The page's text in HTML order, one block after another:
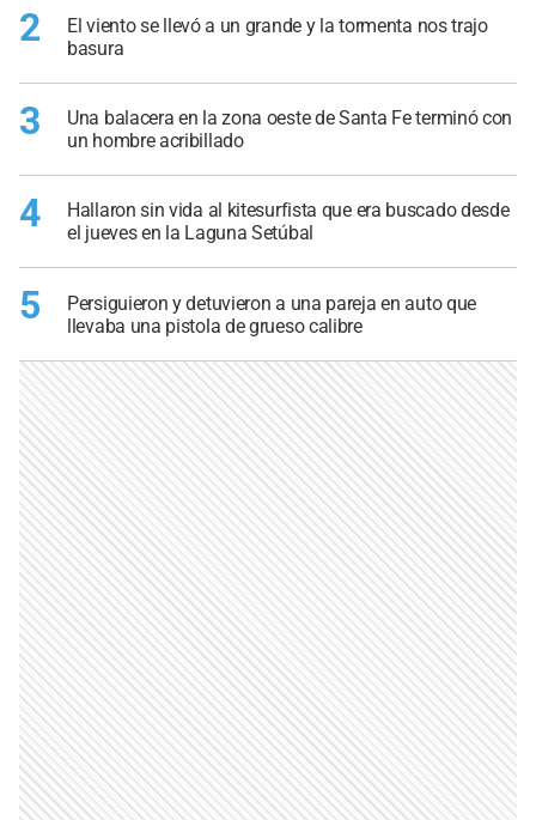
2
El viento se llevó a un grande y la tormenta nos trajo
basura
3
Una balacera en la zona oeste de Santa Fe terminó con
un hombre acribillado
4
Hallaron sin vida al kitesurfista que era buscado desde
el jueves en la Laguna Setúbal
5
Persiguieron y detuvieron a una pareja en auto que
llevaba una pistola de grueso calibre